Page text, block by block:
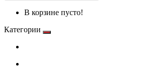
В корзине пусто!
Категории